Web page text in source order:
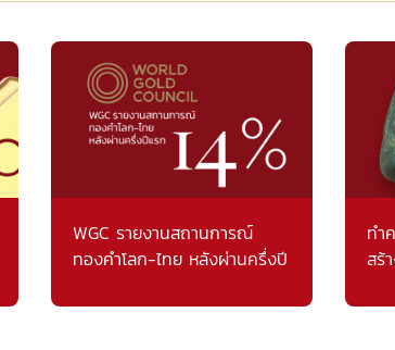
WGC รายงานสถานการณ์
ทองคำโลก-ไทย หลังผ่านครึ่งปี
ทำ
สร้